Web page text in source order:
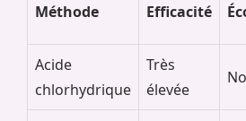
Méthode Efficacité
Acide
chlorhydrique
Très
élevée